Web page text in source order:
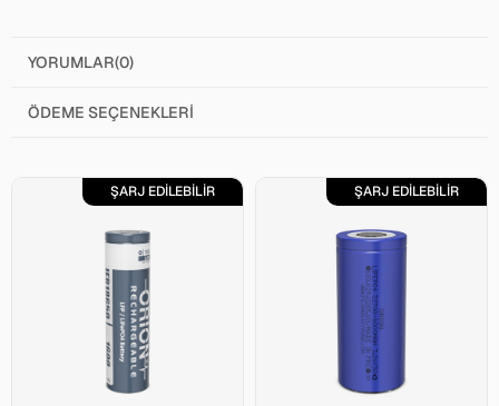
YORUMLAR(0)
ÖDEME SEÇENEKLERI
ŞARJ EDİLEBİLİR ŞARJ EDİLEBİLİR